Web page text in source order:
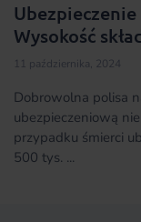
Ubezpieczenie
Wysokość
11 października, 2024
Dobrowolna polisa
ubezpieczeniową
przypadku śmierci
500 tys. ...